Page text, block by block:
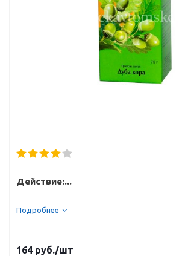
Действие:...
Подробнее
164 руб./шт